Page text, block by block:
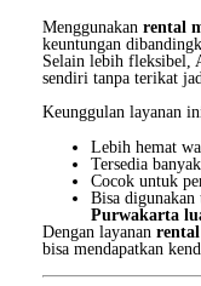
Menggunakan rental
keuntungan
Selain lebih fleksibel,
sendiri tanpa terikat
Keunggulan layanan
Lebih hemat
Tersedia
Cocok untuk
Bisa digunakan
Purwakarta
Dengan layanan
bisa mendapatkan